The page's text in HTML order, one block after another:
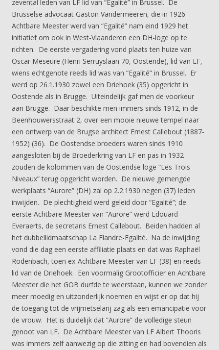
zevental leden van LF lid van “Egalité” in Brussel. De
Brusselse advocaat Gaston Vandermeeren, die in 1926
Achtbare Meester werd van “Egalité” nam eind 1929 het
initiatief om ook in West-Vlaanderen een DH-loge op te
richten. De eerste vergadering vond plaats ten huize van
Oscar Meseure (Henri Serruyslaan 70, Oostende), lid van LF,
wiens echtgenote reeds lid was van “Egalité” in Brussel. Er
werd op 26.1.1930 zowel een Driehoek (35) opgericht in
Oostende als in Brugge. Uiteindelijk gaf men de voorkeur
aan Brugge. Daar beschikte men immers sinds 1912, in de
Beenhouwersstraat 2, over een mooie nieuwe tempel naar
een ontwerp van de Brugse architect Ernest Callebout (1887-
1952) (36). De Oostendse broeders waren sinds 1910
aangesloten bij de Broederkring van LF en pas in 1932
zouden de kolommen van de Oostendse loge “Les Trois
Niveaux” terug opgericht worden. De nieuwe gemengde
werkplaats “Aurore” (DH) zal op 2.2.1930 negen (37) leden
inwijden. De plechtigheid werd geleid door “Egalité”; de
eerste Achtbare Meester van “Aurore” werd Edouard
Everaerts, de secretaris Ernest Callebout. Beiden hadden al
het dubbellidmaatschap La Flandre-Egalité. Na de inwijding
vond die dag een eerste affiliatie plaats en dat was Raphaël
Rodenbach, toen ex-Achtbare Meester van LF (38) en reeds
lid van de Driehoek. Een voormalig Grootofficier en Achtbare
Meester die het GOB durfde te weerstaan, kunnen we zonder
meer moedig en uitzonderlijk noemen en wijst er op dat hij
de toegang tot de vrijmetselarij zag als een emancipatie voor
de vrouw. Het is duidelijk dat “Aurore” de volledige steun
genoot van LF. De Achtbare Meester van LF Albert Thooris
was immers zelf aanwezig op die zitting en had bovendien als